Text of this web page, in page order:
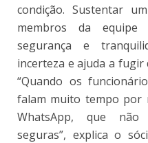
condição. Sustentar
membros da
segurança e
incerteza e ajuda a fugir
“Quando os
falam muito tempo por
WhatsApp, que
seguras”, explica o